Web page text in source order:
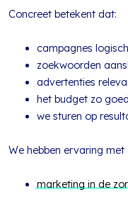
Concreet betekent dat:
campagnes
zoekwoorden
advertenties
het budget zo
we sturen op
We hebben ervaring
marketing in de